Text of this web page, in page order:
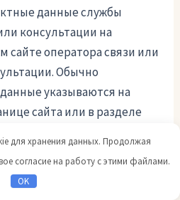
данные службы
консультации на
сайте оператора связи или
Обычно
указываются на
сайта или в разделе
связи или
по указанным
для хранения данных. Продолжая
согласие на работу с этими файлами.
OK